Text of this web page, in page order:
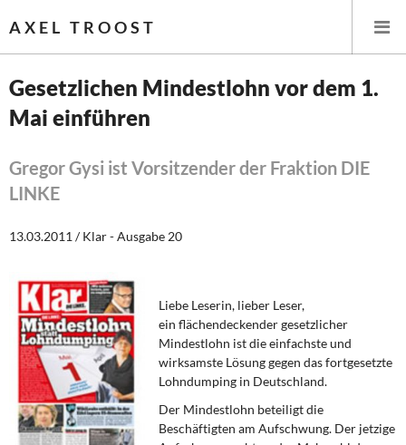
AXEL TROOST
Startseite
Themen
Steuer- und Finanzpolitik
Öffentliche Infrastruktur und Daseinsvorsorge
Eurokrise und Griechenland
DIE LINKE
Gesetzlichen Mindestlohn vor dem 1.
Mai einführen
Gregor Gysi ist Vorsitzender der Fraktion DIE
LINKE
13.03.2011 / Klar - Ausgabe 20
Liebe Leserin, lieber Leser,
ein flächendeckender gesetzlicher
Mindestlohn ist die einfachste und
wirksamste Lösung gegen das fortgesetzte
Lohndumping in Deutschland.
Der Mindestlohn beteiligt die
Beschäftigten am Aufschwung. Der jetzige